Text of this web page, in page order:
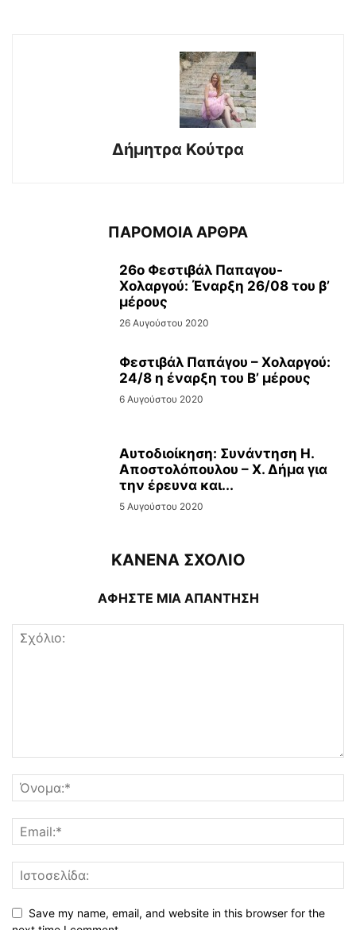
Δήμητρα Κούτρα
ΠΑΡΟΜΟΙΑ ΑΡΘΡΑ
26ο Φεστιβάλ Παπαγου-
Χολαργού: Έναρξη 26/08 του β’
μέρους
26 Αυγούστου 2020
Φεστιβάλ Παπάγου – Χολαργού:
24/8 η έναρξη του Β’ μέρους
6 Αυγούστου 2020
Αυτοδιοίκηση: Συνάντηση Η.
Αποστολόπουλου – Χ. Δήμα για
την έρευνα και...
5 Αυγούστου 2020
ΚΑΝΕΝΑ ΣΧΟΛΙΟ
ΑΦΗΣΤΕ ΜΙΑ ΑΠΑΝΤΗΣΗ
Save my name, email, and website in this browser for the